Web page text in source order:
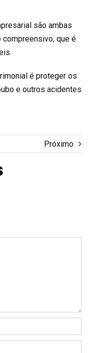
são ambas
que é
é proteger os
e outros acidentes
Próximo